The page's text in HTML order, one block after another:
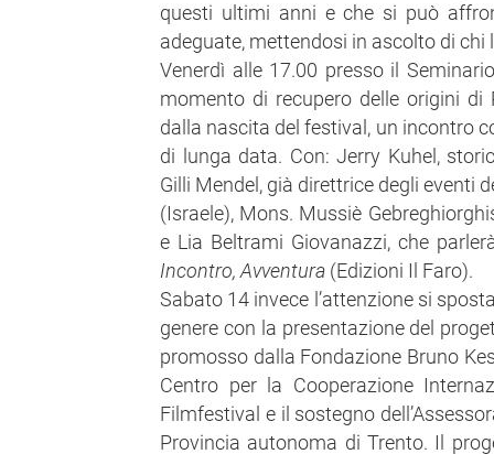
questi ultimi anni e che si può
adeguate, mettendosi in ascolto di chi
Venerdì alle 17.00 presso il
momento di recupero delle origini
dalla nascita del festival, un incontro
di lunga data. Con: Jerry Kuhel,
Gilli Mendel, già direttrice degli eventi
(Israele), Mons. Mussiè
e Lia Beltrami Giovanazzi, che
Incontro, Avventura (Edizioni Il Faro).
Sabato 14 invece l’attenzione si
genere con la presentazione del
promosso dalla Fondazione Bruno
Centro per la Cooperazione
Filmfestival e il sostegno
Provincia autonoma di Trento. Il